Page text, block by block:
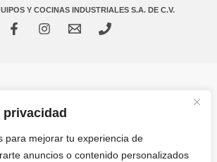
para mejorar tu experiencia de
anuncios o contenido personalizados
Y COCINAS INDUSTRIALES S.A. DE C.V.